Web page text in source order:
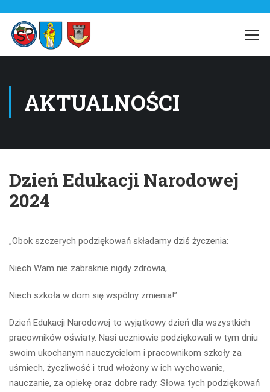
AKTUALNOŚCI
Dzień Edukacji Narodowej
2024
„Obok szczerych podziękowań składamy dziś życzenia:
Niech Wam nie zabraknie nigdy zdrowia,
Niech szkoła w dom się wspólny zmienia!”
Dzień Edukacji Narodowej to wyjątkowy dzień dla wszystkich
pracowników oświaty. Nasi uczniowie podziękowali w tym dniu
swoim ukochanym nauczycielom i pracownikom szkoły za
uśmiech, życzliwość i trud włożony w ich wychowanie,
nauczanie, za opiekę oraz dobre rady. Słowa tych podziękowań